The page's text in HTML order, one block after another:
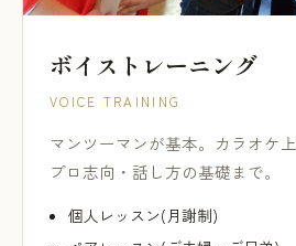
ボイストレーニング
VOICE TRAINING
マンツーマンが基本。カラオケ上
プロ志向・話し方の基礎まで。
個人レッスン(月謝制)